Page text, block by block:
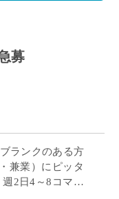
募
ランクのある方
兼業）にピッタ
2日4～8コマ程